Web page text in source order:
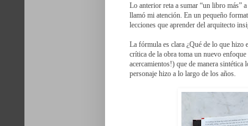
Lo anterior reta a sumar “un libro más”
llamó mi atención. En un pequeño
lecciones que aprender del arquitecto
La fórmula es clara ¿Qué de lo que hizo
crítica de la obra toma un nuevo
acercamientos!) que de manera sintética
personaje hizo a lo largo de los años.